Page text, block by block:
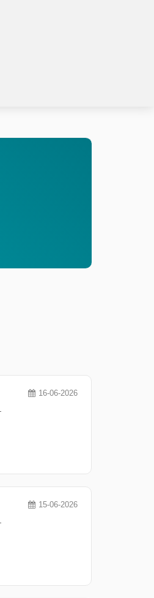
16-06-2026
15-06-2026